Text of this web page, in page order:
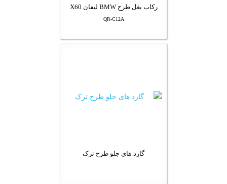
رکاب بغل طرح BMW لیفان X60
QR-C12A
گارد های جلو طرح ترک